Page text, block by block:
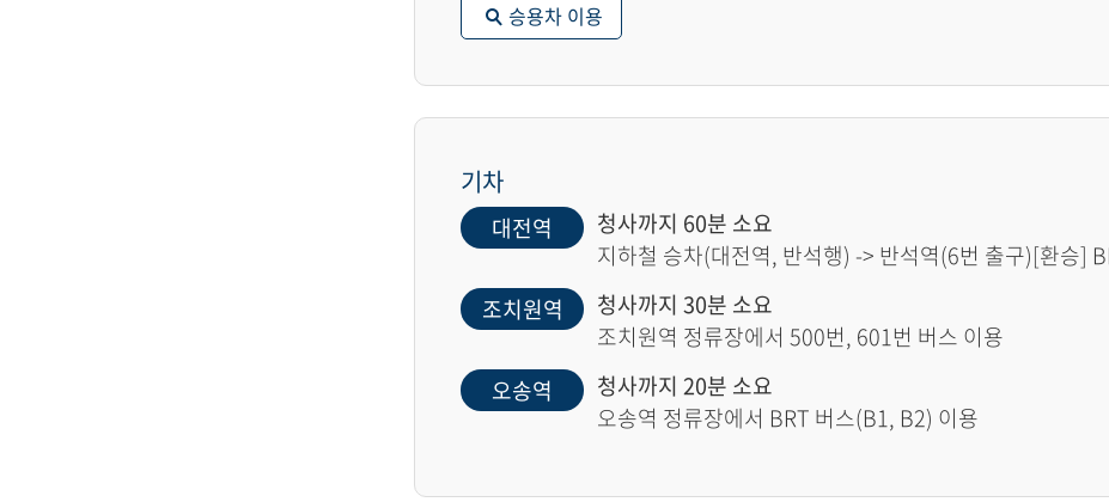
승용차 이용
기차
대전역
청사까지 60분 소요
지하철 승차(대전역, 반석행) -> 반석역(6번 출구)[환승]
조치원역
청사까지 30분 소요
조치원역 정류장에서 500번, 601번 버스 이용
오송역
청사까지 20분 소요
오송역 정류장에서 BRT 버스(B1, B2) 이용